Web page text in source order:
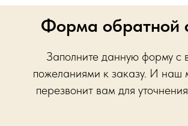
Форма обратной
Заполните данную форму с
пожеланиями к заказу. И наш
перезвонит вам для